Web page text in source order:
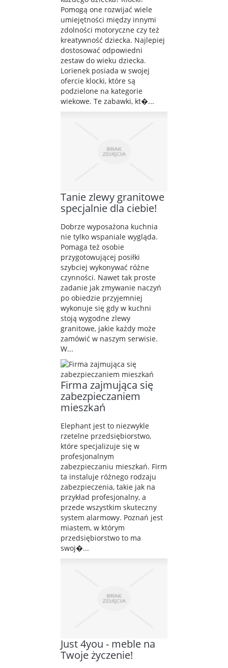
Pomogą one rozwijać wiele
umiejętności między innymi
zdolności motoryczne czy też
kreatywność dziecka. Najlepiej
dostosować odpowiedni
zestaw do wieku dziecka.
Lorienek posiada w swojej
ofercie klocki, które są
podzielone na kategorie
wiekowe. Te zabawki, kt�...
Tanie zlewy granitowe
specjalnie dla ciebie!
Dobrze wyposażona kuchnia
nie tylko wspaniale wygląda.
Pomaga też osobie
przygotowującej posiłki
szybciej wykonywać różne
czynności. Nawet tak proste
zadanie jak zmywanie naczyń
po obiedzie przyjemniej
wykonuje się gdy w kuchni
stoją wygodne zlewy
granitowe, jakie każdy może
zamówić w naszym serwisie.
W...
Firma zajmująca się
zabezpieczaniem
mieszkań
Elephant jest to niezwykle
rzetelne przedsiębiorstwo,
które specjalizuje się w
profesjonalnym
zabezpieczaniu mieszkań. Firm
ta instaluje różnego rodzaju
zabezpieczenia, takie jak na
przykład profesjonalny, a
przede wszystkim skuteczny
system alarmowy. Poznań jest
miastem, w którym
przedsiębiorstwo to ma
swoj�...
Just 4you - meble na
Twoje życzenie!